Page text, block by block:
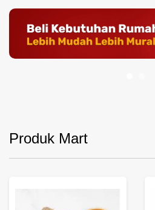
Produk Mart